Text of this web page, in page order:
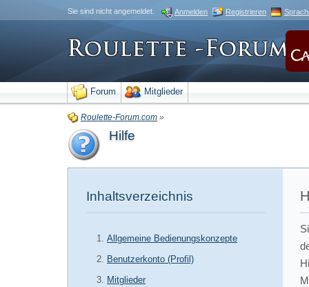
Sie sind nicht angemeldet. Anmelden Registrieren
Forum Mitglieder
Roulette-Forum.com »
Hilfe
Inhaltsverzeichnis
Allgemeine Bedienungskonzepte
Benutzerkonto (Profil)
Mitglieder